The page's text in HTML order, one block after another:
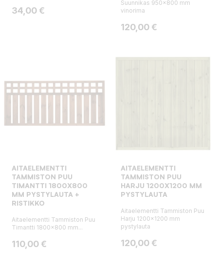
Hinta
34,00 €
Suunnikas 950x800 mm
vinorima
Hinta
120,00 €
AITAELEMENTTI
TAMMISTON PUU
TIMANTTI 1800X800
MM PYSTYLAUTA +
RISTIKKO
Aitaelementti Tammiston Puu
Timantti 1800x800 mm...
Hinta
110,00 €
AITAELEMENTTI
TAMMISTON PUU
HARJU 1200X1200 MM
PYSTYLAUTA
Aitaelementti Tammiston Puu
Harju 1200x1200 mm
pystylauta
Hinta
120,00 €